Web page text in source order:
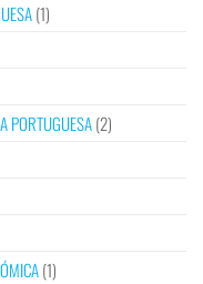
(1)
PORTUGUESA(2)
(1)